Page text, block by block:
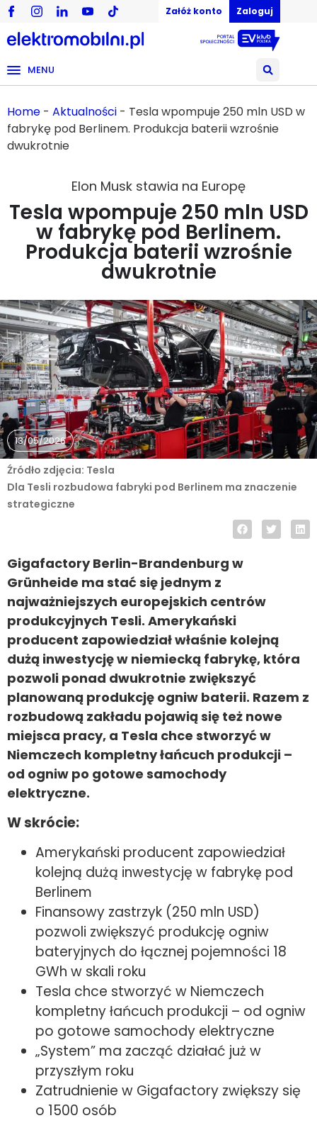
Załóż konto Zaloguj
MENU
Home - Aktualności - Tesla wpompuje 250 mln USD w
fabrykę pod Berlinem. Produkcja baterii wzrośnie
dwukrotnie
Elon Musk stawia na Europę
Tesla wpompuje 250 mln USD
w fabrykę pod Berlinem.
Produkcja baterii wzrośnie
dwukrotnie
13/05/2026
Dla Tesli rozbudowa fabryki pod Berlinem ma znaczenie
strategiczne
Źródło zdjęcia: Tesla
Gigafactory Berlin-Brandenburg w
Grünheide ma stać się jednym z
najważniejszych europejskich centrów
produkcyjnych Tesli. Amerykański
producent zapowiedział właśnie kolejną
dużą inwestycję w niemiecką fabrykę, która
pozwoli ponad dwukrotnie zwiększyć
planowaną produkcję ogniw baterii. Razem z
rozbudową zakładu pojawią się też nowe
miejsca pracy, a Tesla chce stworzyć w
Niemczech kompletny łańcuch produkcji –
od ogniw po gotowe samochody
elektryczne.
W skrócie:
Amerykański producent zapowiedział
kolejną dużą inwestycję w fabrykę pod
Berlinem
Finansowy zastrzyk (250 mln USD)
pozwoli zwiększyć produkcję ogniw
bateryjnych do łącznej pojemności 18
GWh w skali roku
Tesla chce stworzyć w Niemczech
kompletny łańcuch produkcji – od ogniw
po gotowe samochody elektryczne
„System” ma zacząć działać już w
przyszłym roku
Zatrudnienie w Gigafactory zwiększy się
o 1500 osób